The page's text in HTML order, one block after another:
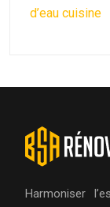
d’eau cuisine
Harmoniser